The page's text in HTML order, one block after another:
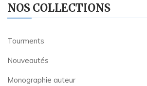
NOS COLLECTIONS
Tourments
Nouveautés
Monographie auteur